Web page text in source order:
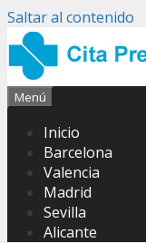
Saltar al contenido
Menú
Inicio
Barcelona
Valencia
Madrid
Sevilla
Alicante